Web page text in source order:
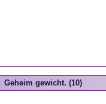
Geheim gewicht. (10)